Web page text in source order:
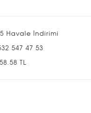
Havale İndirimi
547 47 53
TL